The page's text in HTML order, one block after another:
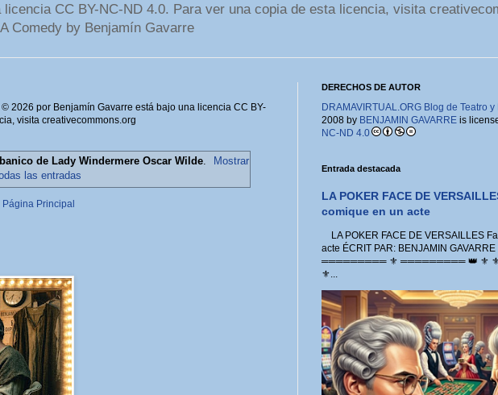
licencia CC BY-NC-ND 4.0. Para ver una copia de esta licencia, visita
Comedy by Benjamín Gavarre
2026 por Benjamín Gavarre está bajo una licencia CC BY-
visita creativecommons.org
de Lady Windermere Oscar Wilde.
Mostrar
las entradas
Página Principal
DERECHOS DE AUTOR
DRAMAVIRTUAL.ORG Blog de Teatro
2008 by BENJAMIN GAVARREis
NC-ND 4.0
Entrada destacada
LA POKER FACE DE
comique en un acte
LA POKER FACE DE VERSAILLES
acte ÉCRIT PAR: BENJAMIN
═════════ ⚜️ ═════════ 👑 ⚜️
⚜...